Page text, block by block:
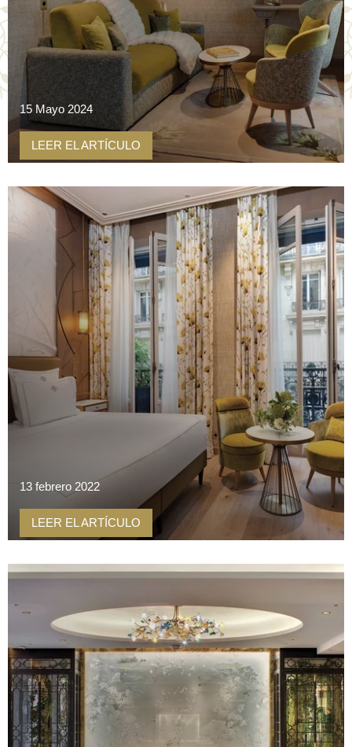
15 Mayo 2024
LEER EL ARTÍCULO
13 febrero 2022
LEER EL ARTÍCULO
OFFERTAS
GALERIA
CONTACTO
RESERVA
18, rue Clément Marot
75008 Paris
+33 1 53 57 49 50
hotel@lademeuremontaigne.com